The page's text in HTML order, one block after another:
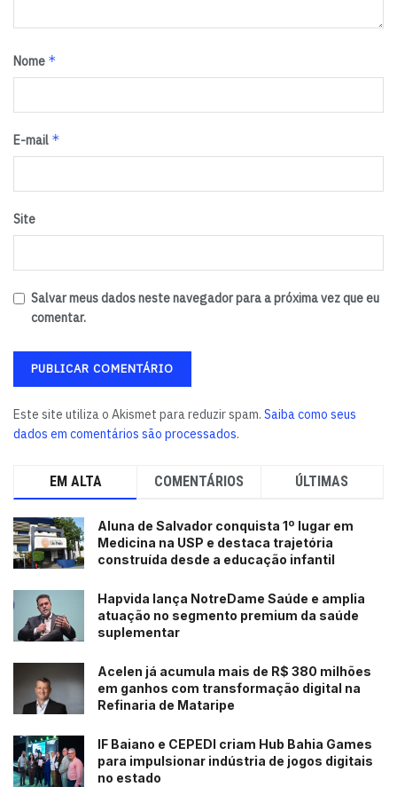
Nome *
E-mail *
Site
Salvar meus dados neste navegador para a próxima vez que eu
comentar.
Este site utiliza o Akismet para reduzir spam. Saiba como seus
dados em comentários são processados.
EM ALTA COMENTÁRIOS ÚLTIMAS
Aluna de Salvador conquista 1º lugar em
Medicina na USP e destaca trajetória
construída desde a educação infantil
Hapvida lança NotreDame Saúde e amplia
atuação no segmento premium da saúde
suplementar
Acelen já acumula mais de R$ 380 milhões
em ganhos com transformação digital na
Refinaria de Mataripe
IF Baiano e CEPEDI criam Hub Bahia Games
para impulsionar indústria de jogos digitais
no estado